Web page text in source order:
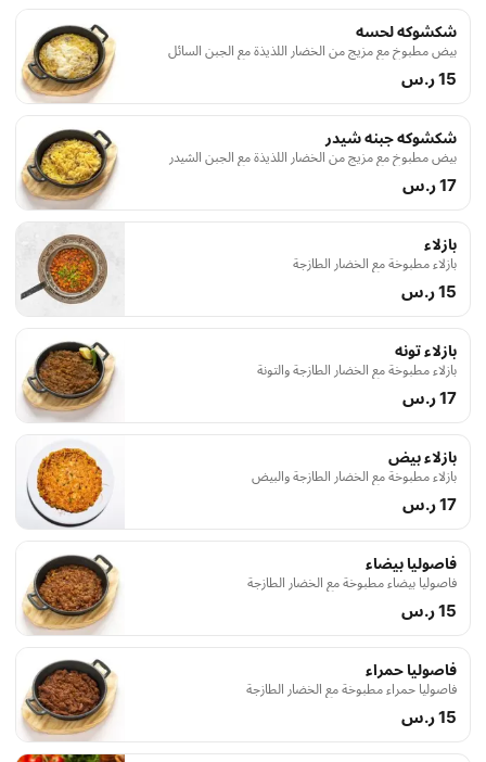
شكشوكه لحسه
بيض مطبوخ مع مزيج من الخضار اللذيذة مع الجبن السائل
15 ر.س
شكشوكه جبنه شيدر
بيض مطبوخ مع مزيج من الخضار اللذيذة مع الجبن الشيدر
17 ر.س
بازلاء
بازلاء مطبوخة مع الخضار الطازجة
15 ر.س
بازلاء تونه
بازلاء مطبوخة مع الخضار الطازجة والتونة
17 ر.س
بازلاء بيض
بازلاء مطبوخة مع الخضار الطازجة والبيض
17 ر.س
فاصوليا بيضاء
فاصوليا بيضاء مطبوخة مع الخضار الطازجة
15 ر.س
فاصوليا حمراء
فاصوليا حمراء مطبوخة مع الخضار الطازجة
15 ر.س